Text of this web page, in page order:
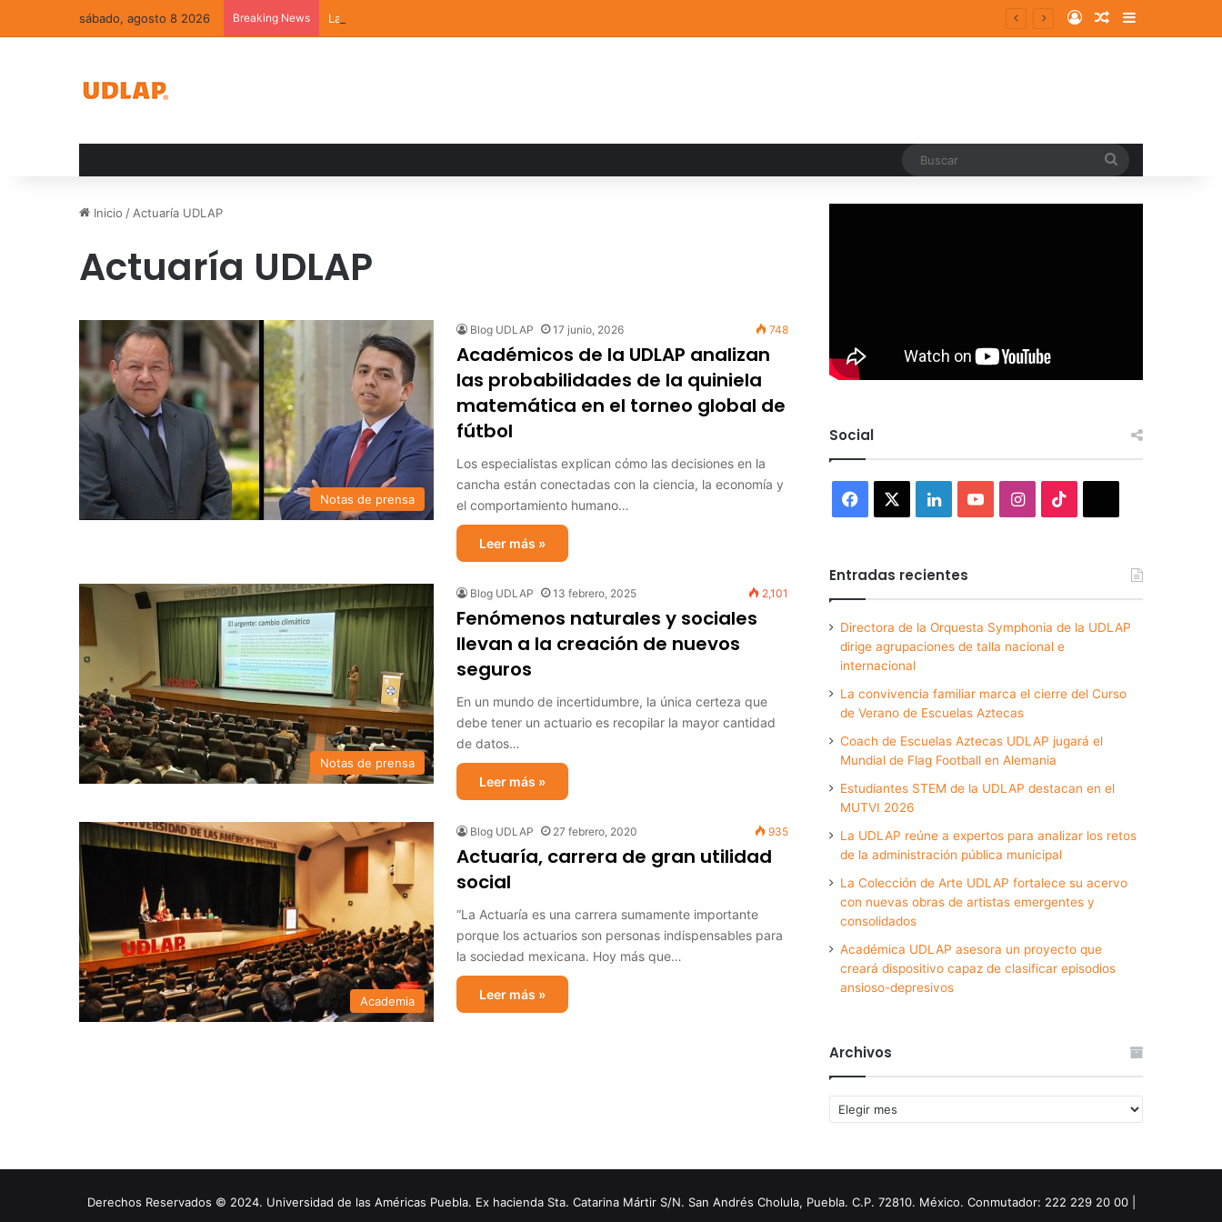
sábado, agosto 8 2026 Breaking News La convivencia familiar marca el cierre del Curso de Verano de Escuelas Aztecas Log InRandom Article
Sidebar
Inicio / Actuaría UDLAP
Actuaría UDLAP
Notas de prensa
Blog UDLAP 17 junio, 2026 748
Académicos de la UDLAP analizan
las probabilidades de la quiniela
matemática en el torneo global de
fútbol
Los especialistas explican cómo las decisiones en la
cancha están conectadas con la ciencia, la economía y
el comportamiento humano…
Leer más »
Notas de prensa
Blog UDLAP 13 febrero, 2025 2,101
Fenómenos naturales y sociales
llevan a la creación de nuevos
seguros
En un mundo de incertidumbre, la única certeza que
debe tener un actuario es recopilar la mayor cantidad
de datos…
Leer más »
Academia
Blog UDLAP 27 febrero, 2020 935
Actuaría, carrera de gran utilidad
social
“La Actuaría es una carrera sumamente importante
porque los actuarios son personas indispensables para
la sociedad mexicana. Hoy más que…
Leer más »
Social
Facebook LinkedInYouTubeInstagram
Entradas recientes
Directora de la Orquesta Symphonia de la UDLAP
dirige agrupaciones de talla nacional e
internacional
La convivencia familiar marca el cierre del Curso
de Verano de Escuelas Aztecas
Coach de Escuelas Aztecas UDLAP jugará el
Mundial de Flag Football en Alemania
Estudiantes STEM de la UDLAP destacan en el
MUTVI 2026
La UDLAP reúne a expertos para analizar los retos
de la administración pública municipal
La Colección de Arte UDLAP fortalece su acervo
con nuevas obras de artistas emergentes y
consolidados
Académica UDLAP asesora un proyecto que
creará dispositivo capaz de clasificar episodios
ansioso-depresivos
Archivos
Archivos
Derechos Reservados © 2024. Universidad de las Américas Puebla. Ex hacienda Sta. Catarina Mártir S/N. San Andrés Cholula, Puebla. C.P. 72810. México. Conmutador: 222 229 20 00 |